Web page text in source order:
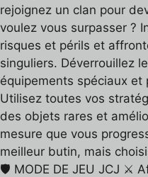
rejoignez un clan pour
voulez vous surpasser ?
risques et périls et
singuliers. Déverrouillez
équipements spéciaux et
Utilisez toutes vos
des objets rares et
mesure que vous
meilleur butin, mais
🛡️ MODE DE JEU JCJ ⚔️